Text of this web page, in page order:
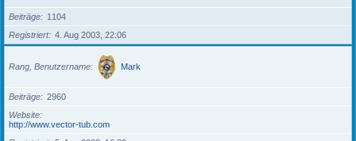
Beiträge
1104
Registriert
4. Aug 2003, 22:06
Rang, Benutzername Mark
Beiträge
2960
Website
http://www.vector-tub.com